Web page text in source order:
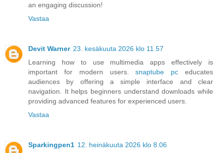
an engaging discussion!
Vastaa
Devit Warner 23. kesäkuuta 2026 klo 11.57
Learning how to use multimedia apps effectively is
important for modern users.snaptube pc educates
audiences by offering a simple interface and clear
navigation. It helps beginners understand downloads while
providing advanced features for experienced users.
Vastaa
Sparkingpen1 12. heinäkuuta 2026 klo 8.06